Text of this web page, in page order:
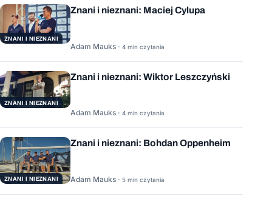
ZNANI I NIEZNANI
Znani i nieznani: Maciej Cylupa
Adam Mauks · 4 min czytania
ZNANI I NIEZNANI
Znani i nieznani: Wiktor Leszczyński
Adam Mauks · 4 min czytania
ZNANI I NIEZNANI
Znani i nieznani: Bohdan Oppenheim
Adam Mauks · 5 min czytania